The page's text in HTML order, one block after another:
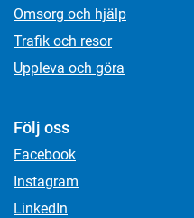
Omsorg och hjälp
Trafik och resor
Uppleva och göra
Följ oss
Facebook
Instagram
LinkedIn